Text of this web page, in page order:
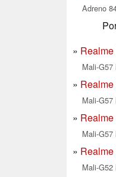
Adreno
Mali-
Mali-
Mali-
Mali-